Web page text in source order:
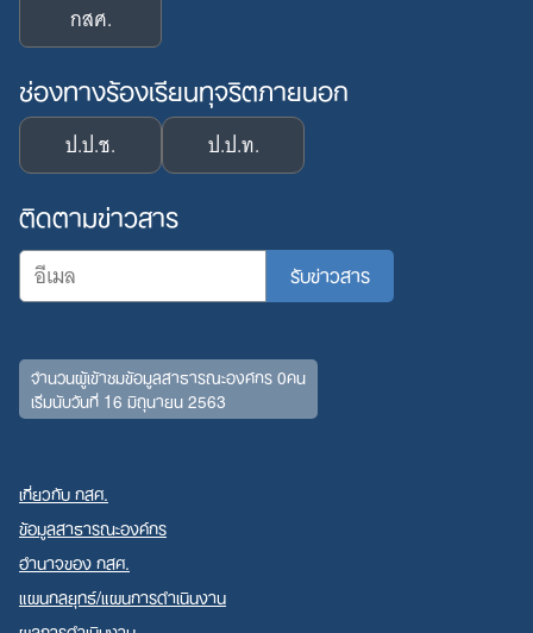
Search
กสศ.
ช่องทางร้องเรียนทุจริตภายนอก
ป.ป.ช. ป.ป.ท.
ติดตามข่าวสาร
จำนวนผู้เข้าชมข้อมูลสาธารณะองค์กร 0คน
เริ่มนับวันที่ 16 มิถุนายน 2563
เกี่ยวกับ กสศ.
ข้อมูลสาธารณะองค์กร
อำนาจของ กสศ.
แผนกลยุทธ์/แผนการดำเนินงาน